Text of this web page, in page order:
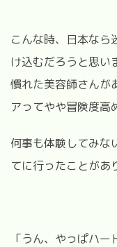
こんな時、日本なら
け込むだろうと思い
慣れた美容師さんが
アってやや冒険度高
何事も体験してみな
てに行ったことがあ
「うん、やっぱハー